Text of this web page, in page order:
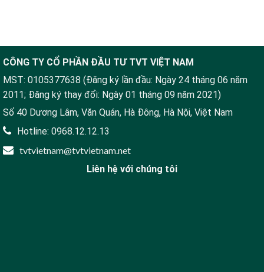
CÔNG TY CỔ PHẦN ĐẦU TƯ TVT VIỆT NAM
MST: 0105377638 (Đăng ký lần đầu: Ngày 24 tháng 06 năm
2011; Đăng ký thay đổi: Ngày 01 tháng 09 năm 2021)
Số 40 Dương Lâm, Văn Quán, Hà Đông, Hà Nội, Việt Nam
Hotline: 0968.12.12.13
tvtvietnam@tvtvietnam.net
Liên hệ với chúng tôi